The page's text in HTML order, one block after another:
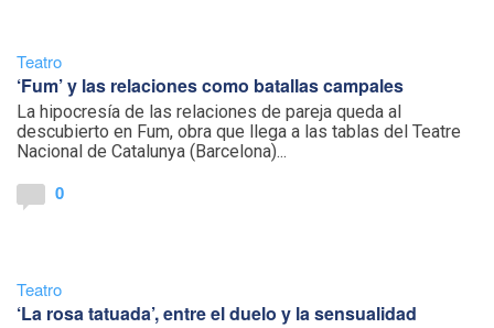
Teatro
‘Fum’ y las relaciones como batallas campales
La hipocresía de las relaciones de pareja queda al
descubierto en Fum, obra que llega a las tablas del Teatre
Nacional de Catalunya (Barcelona)...
0
Teatro
‘La rosa tatuada’, entre el duelo y la sensualidad